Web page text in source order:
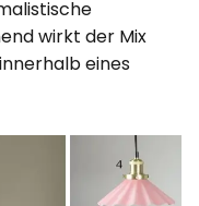
wirkt der Mix
eines